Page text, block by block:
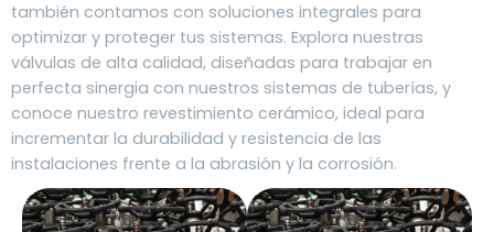
también contamos con soluciones integrales para
optimizar y proteger tus sistemas. Explora nuestras
válvulas de alta calidad, diseñadas para trabajar en
perfecta sinergia con nuestros sistemas de tuberías, y
conoce nuestro revestimiento cerámico, ideal para
incrementar la durabilidad y resistencia de las
instalaciones frente a la abrasión y la corrosión.